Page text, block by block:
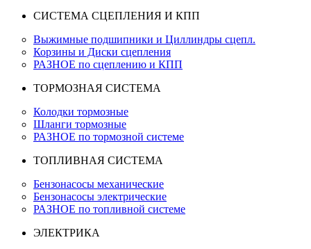
СИСТЕМА СЦЕПЛЕНИЯ И КПП
Выжимные подшипники и Циллиндры сцепл.
Корзины и Диски сцепления
РАЗНОЕ по сцеплению и КПП
ТОРМОЗНАЯ СИСТЕМА
Колодки тормозные
Шланги тормозные
РАЗНОЕ по тормозной системе
ТОПЛИВНАЯ СИСТЕМА
Бензонасосы механические
Бензонасосы электрические
РАЗНОЕ по топливной системе
ЭЛЕКТРИКА